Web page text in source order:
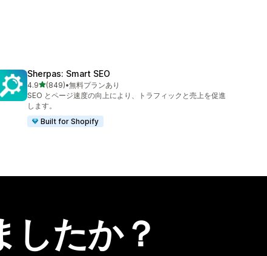
Sherpas: Smart SEO
4.95つ星中
(849)
合計レビュー数：849件
•無料プランあり
SEO とページ速度の向上により、トラフィックと売上を促進
します。
Built for Shopify
したか？